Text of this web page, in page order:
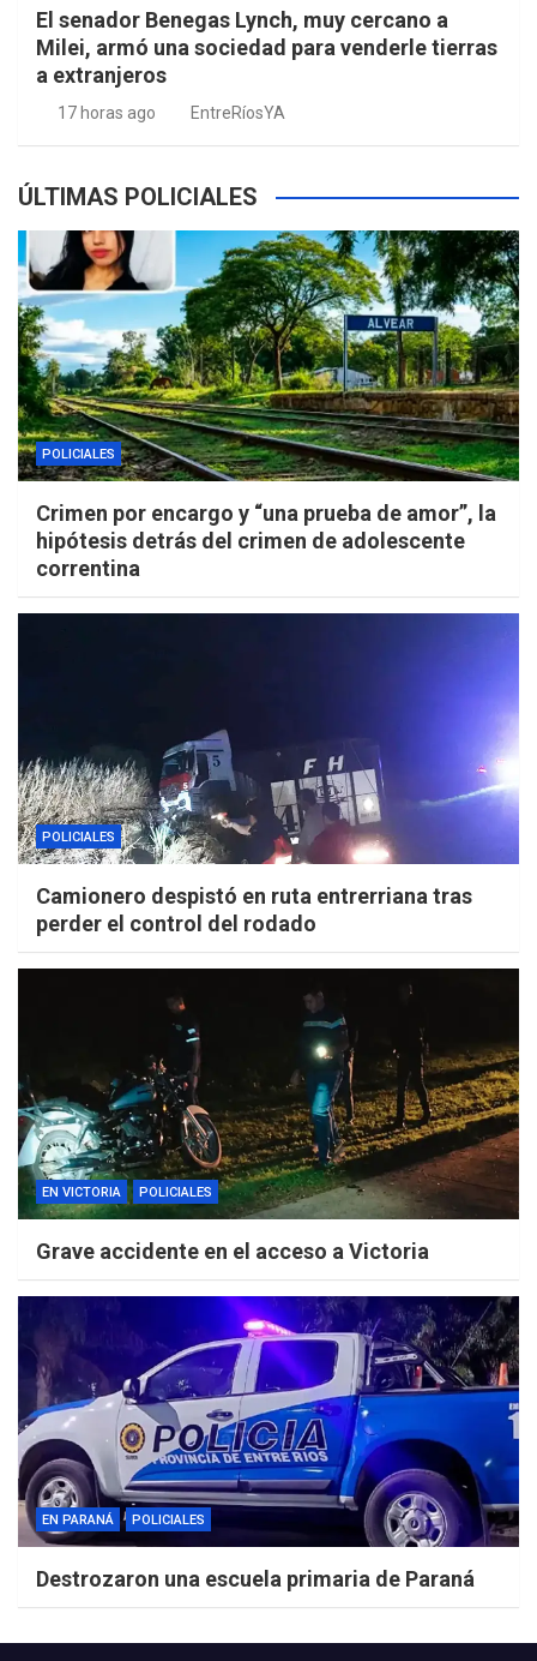
El senador Benegas Lynch, muy cercano a
Milei, armó una sociedad para venderle tierras
a extranjeros
17 horas ago EntreRíosYA
ÚLTIMAS POLICIALES
POLICIALES
Crimen por encargo y “una prueba de amor”, la
hipótesis detrás del crimen de adolescente
correntina
POLICIALES
Camionero despistó en ruta entrerriana tras
perder el control del rodado
EN VICTORIA POLICIALES
Grave accidente en el acceso a Victoria
EN PARANÁ POLICIALES
Destrozaron una escuela primaria de Paraná